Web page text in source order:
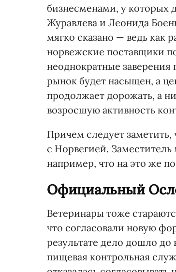
бизнесменами, у которых
Журавлева и Леонида
мягко сказано — ведь как
норвежские поставщики
неоднократные заверения
рынок будет насыщен, а
продолжает дорожать, а
возросшую активность
Причем следует
с Норвегией.
например, что на это же
Официальный
Ветеринары тоже
что согласовали новую
результате дело дошло
пищевая контрольная